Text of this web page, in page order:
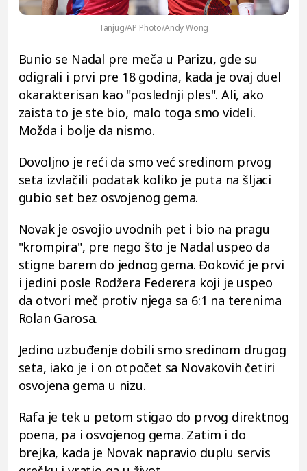
Tanjug/AP Photo/Andy Wong
Bunio se Nadal pre meča u Parizu, gde su
odigrali i prvi pre 18 godina, kada je ovaj duel
okarakterisan kao "poslednji ples". Ali, ako
zaista to je ste bio, malo toga smo videli.
Možda i bolje da nismo.
Dovoljno je reći da smo već sredinom prvog
seta izvlačili podatak koliko je puta na šljaci
gubio set bez osvojenog gema.
Novak je osvojio uvodnih pet i bio na pragu
"krompira", pre nego što je Nadal uspeo da
stigne barem do jednog gema. Đoković je prvi
i jedini posle Rodžera Federera koji je uspeo
da otvori meč protiv njega sa 6:1 na terenima
Rolan Garosa.
Jedino uzbuđenje dobili smo sredinom drugog
seta, iako je i on otpočet sa Novakovih četiri
osvojena gema u nizu.
Rafa je tek u petom stigao do prvog direktnog
poena, pa i osvojenog gema. Zatim i do
brejka, kada je Novak napravio duplu servis